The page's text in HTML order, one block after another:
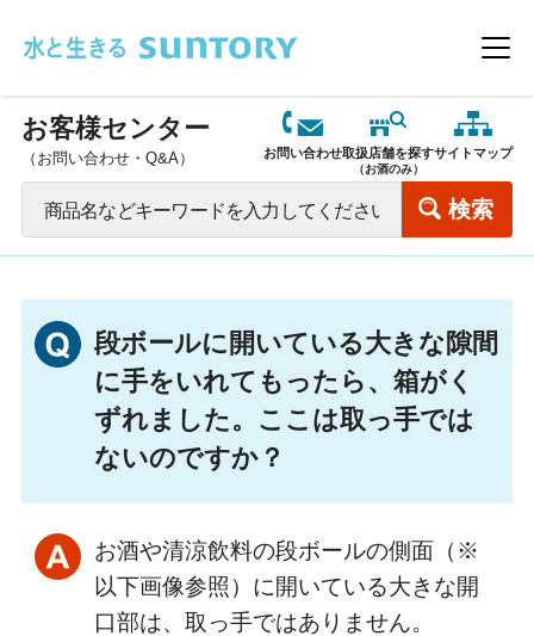
メ
お客様センター
（お問い合わせ・Q&A） お問い合わせ取扱店舗を探す
（お酒のみ）
サイトマップ
段ボールに開いている大きな隙間
に手をいれてもったら、箱がく
ずれました。ここは取っ手では
ないのですか？
お酒や清涼飲料の段ボールの側面（※
以下画像参照）に開いている大きな開
口部は、取っ手ではありません。